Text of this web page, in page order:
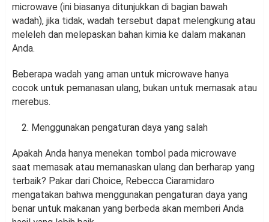
microwave (ini biasanya ditunjukkan di bagian bawah
wadah), jika tidak, wadah tersebut dapat melengkung atau
meleleh dan melepaskan bahan kimia ke dalam makanan
Anda.
Beberapa wadah yang aman untuk microwave hanya
cocok untuk pemanasan ulang, bukan untuk memasak atau
merebus.
Menggunakan pengaturan daya yang salah
Apakah Anda hanya menekan tombol pada microwave
saat memasak atau memanaskan ulang dan berharap yang
terbaik? Pakar dari Choice, Rebecca Ciaramidaro
mengatakan bahwa menggunakan pengaturan daya yang
benar untuk makanan yang berbeda akan memberi Anda